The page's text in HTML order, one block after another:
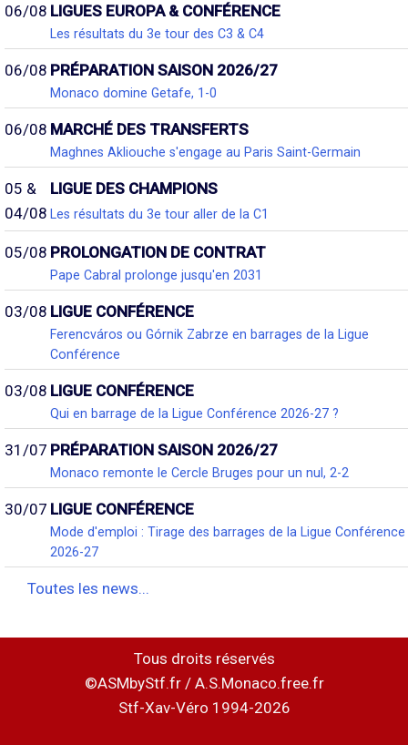
06/08 LIGUES EUROPA & CONFÉRENCE
Les résultats du 3e tour des C3 & C4
06/08 PRÉPARATION SAISON 2026/27
Monaco domine Getafe, 1-0
06/08 MARCHÉ DES TRANSFERTS
Maghnes Akliouche s'engage au Paris Saint-Germain
05 &
04/08
LIGUE DES CHAMPIONS
Les résultats du 3e tour aller de la C1
05/08 PROLONGATION DE CONTRAT
Pape Cabral prolonge jusqu'en 2031
03/08 LIGUE CONFÉRENCE
Ferencváros ou Górnik Zabrze en barrages de la Ligue
Conférence
03/08 LIGUE CONFÉRENCE
Qui en barrage de la Ligue Conférence 2026-27 ?
31/07 PRÉPARATION SAISON 2026/27
Monaco remonte le Cercle Bruges pour un nul, 2-2
30/07 LIGUE CONFÉRENCE
Mode d'emploi : Tirage des barrages de la Ligue Conférence
2026-27
Toutes les news...
Tous droits réservés
©ASMbyStf.fr / A.S.Monaco.free.fr
Stf-Xav-Véro 1994-2026